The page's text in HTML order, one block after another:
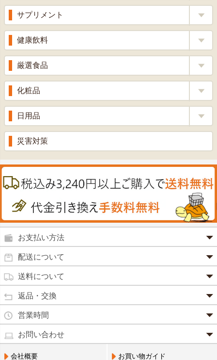
くろ酢
りんご酢
ざくろ酢
梅酢
風邪薬
胃腸薬
整腸薬
解熱鎮痛剤
せきどめ
滋養強壮
消炎鎮痛剤
肌・皮膚のお薬
絆創膏
殺菌消毒液
鼻炎薬
強心剤
目薬
水虫薬
痔の薬
サプリメント
ウコン
乳酸菌
ローヤルゼリー
牡蠣エキス
プロポリス
プラセンタ
肝油
鉄
ノコギリヤシ
グルコサミン
田七人参
イチョウ葉
カルシウム
クロレラ
コラーゲン
ビフィズス
健康飲料
健康茶
漢方茶
青汁・豆乳
甘酒
健康ドリンク
厳選食品
もち麦・十六穀米
生姜
丼の素
のど飴
うどん・そば
喜多方ラーメン
カレー・シチュー
化粧品
美容品
スキンクリーム＆美容パック
ウオッシュ＆ソープ
日用品
入浴剤
災害対策
お支払い方法
クレジットカード(1 回払いのみ)
SSL 認証で暗号化処理していますので、 安心して
ご利用いただけます。
代金引換
宅配員に現金でお支払いください。手数料100円。
3,240円(税込)以上で手数料無料です。※ご注文者
のご住所とお届け先のご住所が 異なる場合はご利
配送について
商品は日本郵便にて発送致します。
通常2～4営業日以内に発送致します。 メーカー取り寄せ商
品、土日祝日、年末年始、弊社の休業日をはさむ場合は、4
～5営業日以上かかる場合もございます。
(営業日カレンダー参照)
※現在、救急箱・乳製品宅配をご利用のお客様は、担当営業
員によるお届けとさせていただきます。
送料について
通常商品
北海道・沖縄800円
送料無料
返品・交換
・お届け商品の交換・返品をご希望の場合は、
週間以内にメールまたはお電話にてご連絡ください。
・お客様のご都合による交換・返品の場合、送料はお客様負
担となります。また返金の際にかかる振込手数料はお客様の
ご負担となります。
営業時間
・営業時間は、9：00～17：00
となっております。（※土日祝祭日を除く）
・お電話でのご連絡は営業時間内にお願い致します。
お問い合わせ
電話でのお問い合わせ(平日9:00～17:00)
会社概要 お買い物ガイド